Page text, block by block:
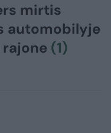
mirtis
automobilyje
rajone (1)